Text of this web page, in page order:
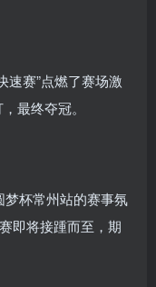
速赛”点燃了赛场激
最终夺冠。
杯常州站的赛事氛
即将接踵而至，期